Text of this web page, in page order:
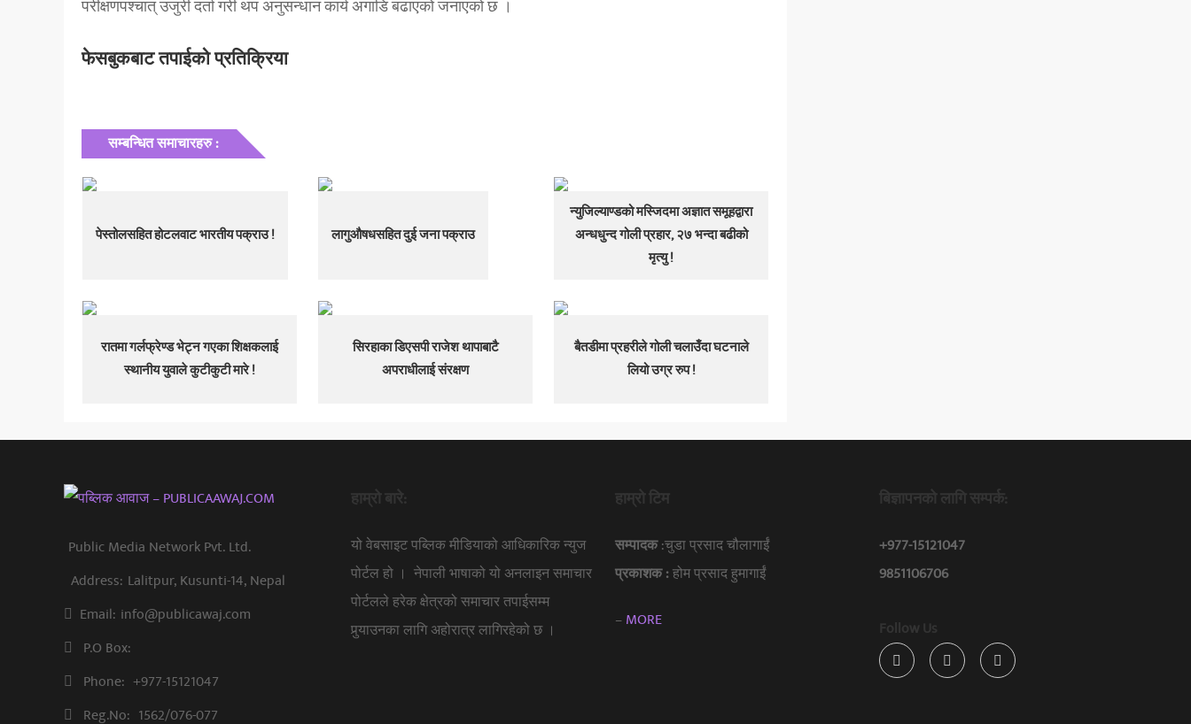
परीक्षणपश्चात् उजुरी दर्ता गरी थप अनुसन्धान कार्य अगाडि बढाएको जनाएको छ ।
फेसबुकबाट तपाईको प्रतिक्रिया
सम्बन्धित समाचारहरु :
पेस्तोलसहित होटलवाट भारतीय पक्राउ ! लागुऔषधसहित दुई जना पक्राउ
न्युजिल्याण्डको मस्जिदमा अज्ञात समूहद्वारा
अन्धधुन्द गोली प्रहार, २७ भन्दा बढीको
मृत्यु !
रातमा गर्लफ्रेण्ड भेट्न गएका शिक्षकलाई
स्थानीय युवाले कुटीकुटी मारे !
सिरहाका डिएसपी राजेश थापाबाटै
अपराधीलाई संरक्षण
बैतडीमा प्रहरीले गोली चलाउँदा घटनाले
लियो उग्र रुप !
Public Media Network Pvt. Ltd.
Address: Lalitpur, Kusunti-14, Nepal
Email: info@publicawaj.com
P.O Box:
Phone: +977-15121047
Reg.No: 1562/076-077
हाम्रो बारे:
यो वेबसाइट पब्लिक मीडियाको आधिकारिक न्युज
पोर्टल हो । नेपाली भाषाको यो अनलाइन समाचार
पोर्टलले हरेक क्षेत्रको समाचार तपाईसम्म
पुर्‍याउनका लागि अहोरात्र लागिरहेको छ ।
हाम्रो टिम
सम्पादक:चुडा प्रसाद चौलागाईं
प्रकाशक :होम प्रसाद हुमागाईं
–MORE
बिज्ञापनको लागि सम्पर्क:
+977-15121047
9851106706
Follow Us